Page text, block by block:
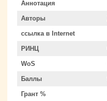
Аннотация
Авторы
ссылка в Internet
РИНЦ
WoS
Баллы
Грант %